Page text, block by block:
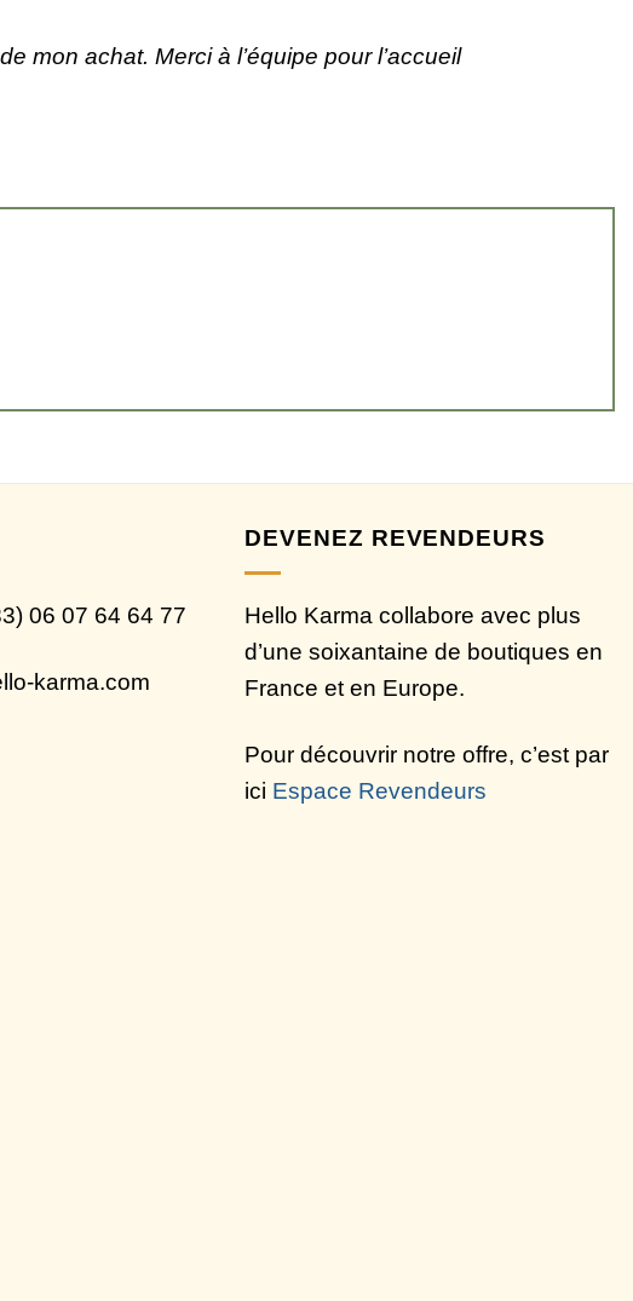
mon achat. Merci à l’équipe pour l’accueil
06 07 64 64 77
karma.com
DEVENEZ REVENDEURS
Hello Karma collabore avec plus
d’une soixantaine de boutiques en
France et en Europe.
Pour découvrir notre offre, c’est par
ici Espace Revendeurs